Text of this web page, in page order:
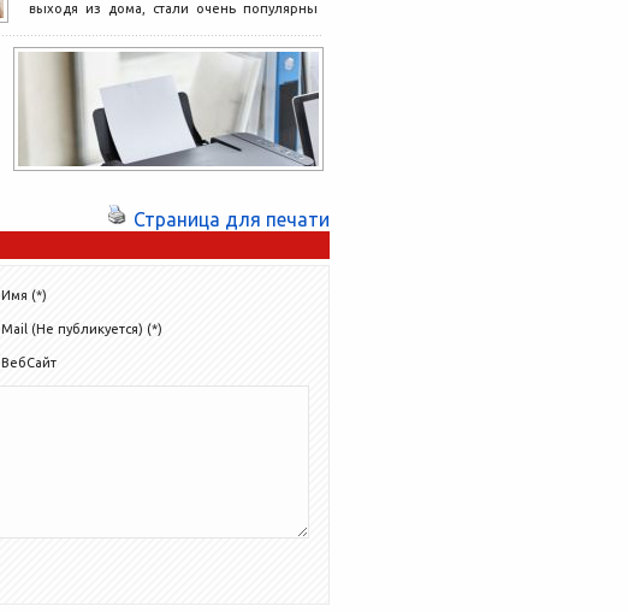
выходя из дома, стали очень популярны
Страница для печати
Имя (*)
Mail (Не публикуется) (*)
ВебСайт